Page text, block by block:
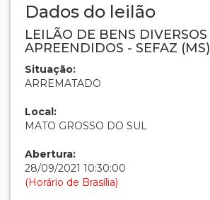
Dados do leilão
LEILÃO DE BENS DIVERSOS
APREENDIDOS - SEFAZ (MS)
Situação:
ARREMATADO
Local:
MATO GROSSO DO SUL
Abertura:
28/09/2021 10:30:00
(Horário de Brasília)